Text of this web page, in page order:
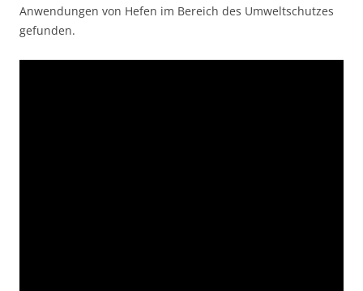
Anwendungen von Hefen im Bereich des Umweltschutzes
gefunden.